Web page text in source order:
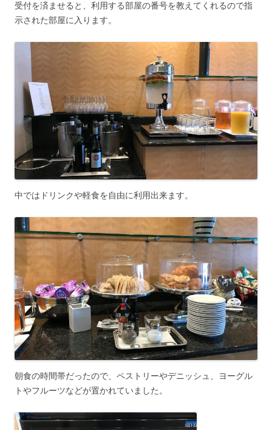
受付を済ませると、利用する部屋の番号を教えてくれるので指
示された部屋に入ります。
中では ドリンクや軽食を自由に利用出来ます。
朝食の時間帯だったので、ペストリーやデニッシュ、ヨーグル
トやフルーツなどが置かれていました。